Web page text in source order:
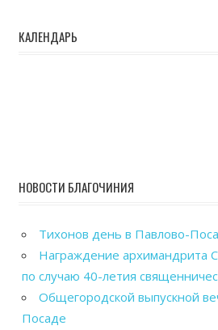
КАЛЕНДАРЬ
НОВОСТИ БЛАГОЧИНИЯ
Тихонов день в Павлово-
Награждение архимандрита
по случаю 40-летия
Общегородской выпускной
Посаде